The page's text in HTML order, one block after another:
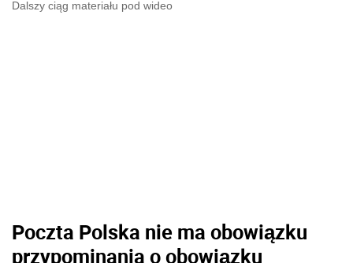
Dalszy ciąg materiału pod wideo
Poczta Polska nie ma obowiązku
przypominania o obowiązku